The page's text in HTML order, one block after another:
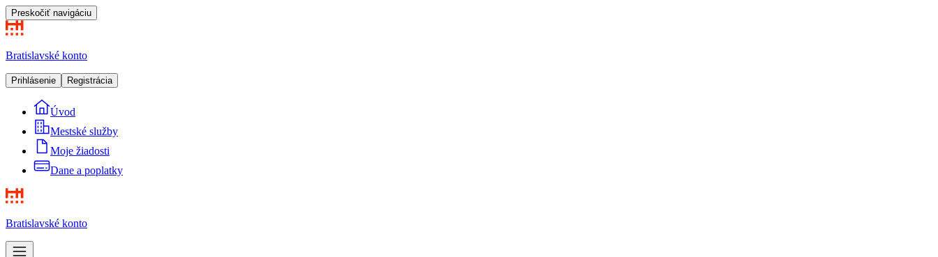
Preskočiť navigáciu
Bratislavské konto
Prihlásenie Registrácia
Úvod
Mestské služby
Moje žiadosti
Dane a poplatky
Bratislavské konto